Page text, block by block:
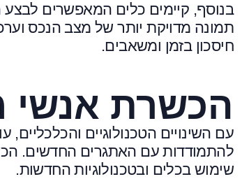
בנוסף, קיימים כלים המאפשרים
תמונה מדויקת יותר של מצב הנכס
חיסכון בזמן ומשאבים.
הכשרת אנשי
עם השינויים הטכנולוגיים
להתמודדות עם האתגרים החדשים.
שימוש בכלים ובטכנולוגיות החדשות.